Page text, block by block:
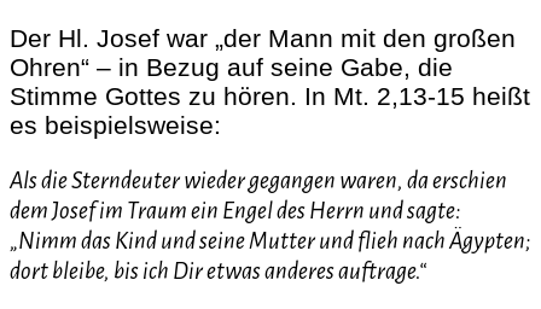
Der Hl. Josef war „der Mann mit den großen
Ohren“ – in Bezug auf seine Gabe, die
Stimme Gottes zu hören. In Mt. 2,13-15 heißt
es beispielsweise:
Als die Sterndeuter wieder gegangen waren, da erschien
dem Josef im Traum ein Engel des Herrn und sagte:
„Nimm das Kind und seine Mutter und flieh nach Ägypten;
dort bleibe, bis ich Dir etwas anderes auftrage.“